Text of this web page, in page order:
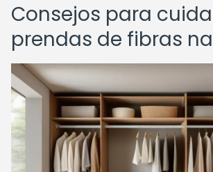
Consejos para
prendas de fibras